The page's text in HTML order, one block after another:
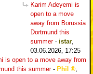
Karim Adeyemi is
open to a move
away from Borussia
Dortmund this
summer- istar,
03.06.2026, 17:25
is open to a move away from
this summer- Phil
,